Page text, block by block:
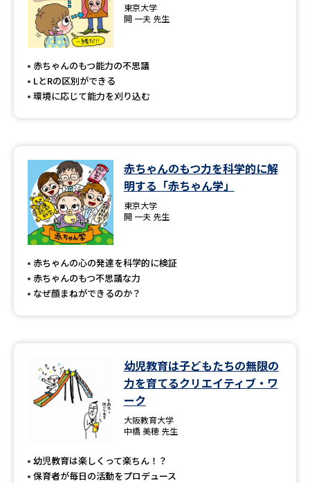
受験準備
志望校・出願校を調べる
先輩が入学を決めた理由 テレメール全国一斉進学調査
新生活お役立ちガイド
学問発見
学問のミニ講義「夢ナビ講義」 学問分野解説
学問の教科書
ユーザーサポート
Ｑ＆Ａ よくあるご質問 大学進学IDについて
東京大学
開 一夫 先生
赤ちゃんのもつ能力の不思議
LとRの区別ができる
環境に応じて能力を刈り込む
赤ちゃんのもつ力を科学的に解
明する「赤ちゃん学」
東京大学
開 一夫 先生
赤ちゃんの心の発達を科学的に検証
赤ちゃんのもつ不思議な力
なぜ顔まねができるのか？
幼児教育は子どもたちの無限の
力を育てるクリエイティブ・ワ
ーク
大阪教育大学
中橋 美穂 先生
幼児教育は楽しくって楽ちん！？
保育者が毎日の活動をプロデュース